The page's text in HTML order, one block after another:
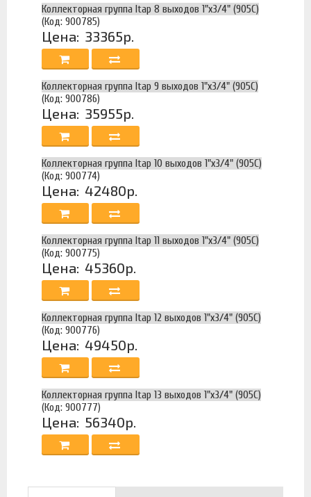
Коллекторная группа Itap 8 выходов 1"х3/4" (905C)
(Код: 900785)
Цена: 33365р.
Коллекторная группа Itap 9 выходов 1"х3/4" (905C)
(Код: 900786)
Цена: 35955р.
Коллекторная группа Itap 10 выходов 1"х3/4" (905C)
(Код: 900774)
Цена: 42480р.
Коллекторная группа Itap 11 выходов 1"х3/4" (905C)
(Код: 900775)
Цена: 45360р.
Коллекторная группа Itap 12 выходов 1"х3/4" (905C)
(Код: 900776)
Цена: 49450р.
Коллекторная группа Itap 13 выходов 1"х3/4" (905C)
(Код: 900777)
Цена: 56340р.